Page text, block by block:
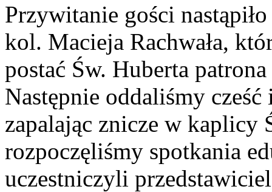
Przywitanie gości
kol. Macieja Rachwała,
postać Św. Huberta
Następnie oddaliśmy
zapalając znicze w kaplicy
rozpoczęliśmy spotkania
uczestniczyli